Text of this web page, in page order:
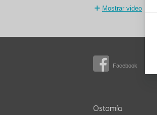
Mostrar video
Facebook
Ostomía